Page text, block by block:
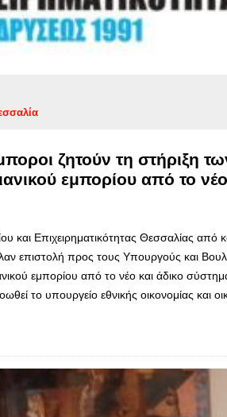
ζητούν τη στήριξη
εμπορίου από το
και Επιχειρηματικότητας Θεσσαλίας από
επιστολή προς τους Υπουργούς και
εμπορίου από το νέο και άδικο
το υπουργείο εθνικής οικονομίας και